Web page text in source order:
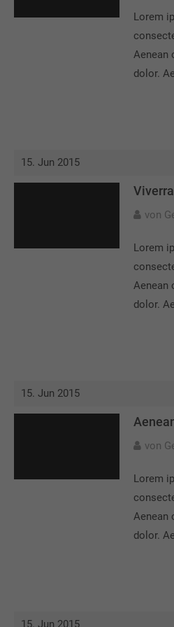
Lorem ipsum dolor sit amet,
ultricies nec.
Lorem
Aenean
dolor.
15. Jun 2015
von
Lorem
Aenean
dolor.
15. Jun 2015
von
Lorem
Aenean
dolor.
15. Jun 2015